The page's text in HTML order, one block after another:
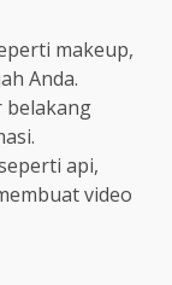
makeup,
Anda.
belakang
api,
video